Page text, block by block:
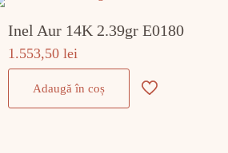
Inel Aur 14K 2.39gr E0180
1.553,50lei
Adaugă în coș